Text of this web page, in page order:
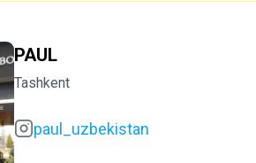
PAUL
Tashkent
paul_uzbekistan